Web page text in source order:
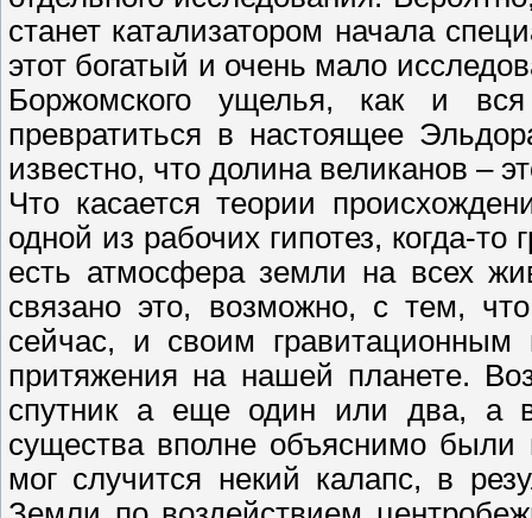
станет катализатором начала
этот богатый и очень мало
Боржомского ущелья, как и
превратиться в настоящее
известно, что долина великанов –
Что касается теории
одной из рабочих гипотез, когда-
есть атмосфера земли на всех
связано это, возможно, с тем,
сейчас, и своим гравитационным
притяжения на нашей планете.
спутник а еще один или два, а
существа вполне объяснимо были
мог случится некий калапс, в